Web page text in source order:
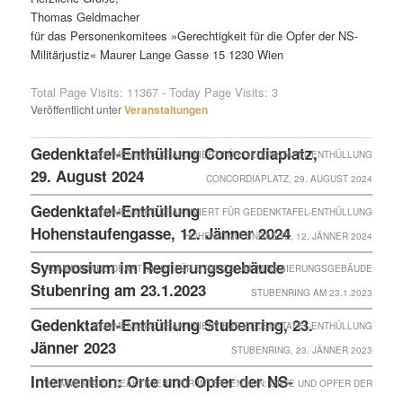
Thomas Geldmacher
für das Personenkomitees »Gerechtigkeit für die Opfer der NS-
Militärjustiz« Maurer Lange Gasse 15 1230 Wien
Total Page Visits: 11367 - Today Page Visits: 3
Veröffentlicht unterVeranstaltungen
Gedenktafel-Enthüllung Concordiaplatz,
29. August 2024
KOMMENTARE DEAKTIVIERTFÜR GEDENKTAFEL-ENTHÜLLUNG
CONCORDIAPLATZ, 29. AUGUST 2024
Gedenktafel-Enthüllung
Hohenstaufengasse, 12. Jänner 2024
KOMMENTARE DEAKTIVIERTFÜR GEDENKTAFEL-ENTHÜLLUNG
HOHENSTAUFENGASSE, 12. JÄNNER 2024
Symposium im Regierungsgebäude
Stubenring am 23.1.2023
KOMMENTARE DEAKTIVIERTFÜR SYMPOSIUM IM REGIERUNGSGEBÄUDE
STUBENRING AM 23.1.2023
Gedenktafel-Enthüllung Stubenring, 23.
Jänner 2023
KOMMENTARE DEAKTIVIERTFÜR GEDENKTAFEL-ENTHÜLLUNG
STUBENRING, 23. JÄNNER 2023
Intervention: Orte und Opfer der NS-
KOMMENTARE DEAKTIVIERTFÜR INTERVENTION: ORTE UND OPFER DER